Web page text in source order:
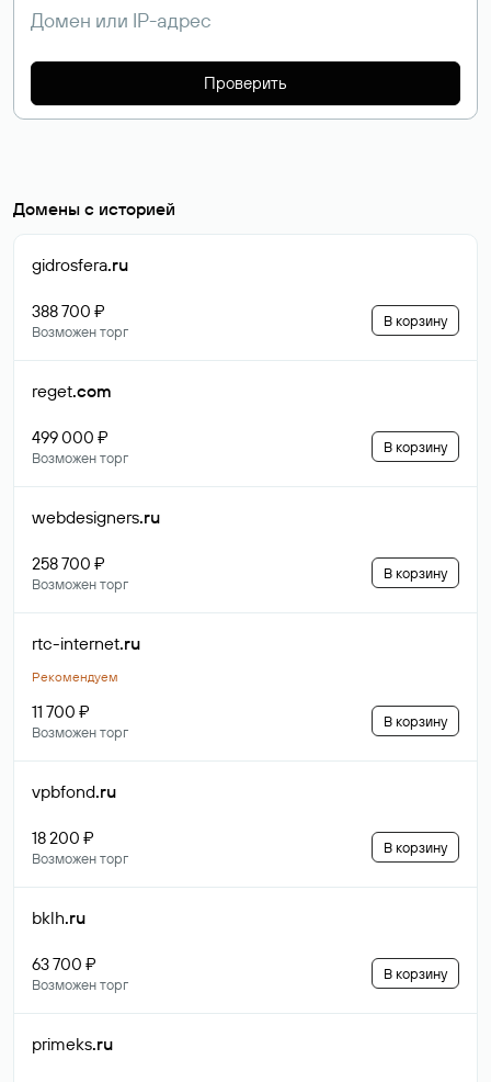
Проверить
Домены с историей
gidrosfera.ru
388 700 ₽
Возможен торг
В корзину
reget.com
499 000 ₽
Возможен торг
В корзину
webdesigners.ru
258 700 ₽
Возможен торг
В корзину
rtc-internet.ru
Рекомендуем
11 700 ₽
Возможен торг
В корзину
vpbfond.ru
18 200 ₽
Возможен торг
В корзину
bklh.ru
63 700 ₽
Возможен торг
В корзину
primeks.ru